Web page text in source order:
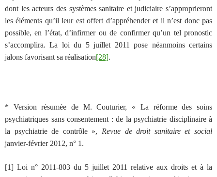
dont les acteurs des systèmes sanitaire et judiciaire s’approprieront
les éléments qu’il leur est offert d’appréhender et il n’est donc pas
possible, en l’état, d’infirmer ou de confirmer qu’un tel pronostic
s’accomplira. La loi du 5 juillet 2011 pose néanmoins certains
jalons favorisant sa réalisation[28].
* Version résumée de M. Couturier, « La réforme des soins
psychiatriques sans consentement : de la psychiatrie disciplinaire à
la psychiatrie de contrôle », Revue de droit sanitaire et social
janvier-février 2012, n° 1.
[1] Loi n° 2011-803 du 5 juillet 2011 relative aux droits et à la